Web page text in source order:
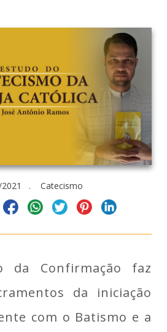
2021 . Catecismo
da Confirmação faz
da iniciação
com o Batismo e a